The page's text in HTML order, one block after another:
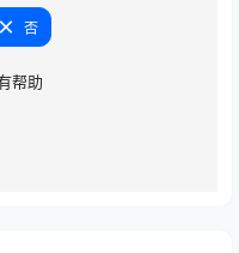
否
帮助